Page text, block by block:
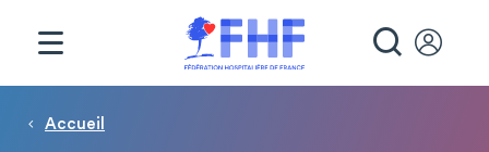
Page d'accueil
Fil d'Ariane
Accueil
Panneau de gestion des cookies